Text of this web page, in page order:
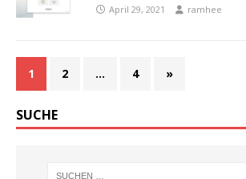
April 29, 2021 ramhee
1 2 … 4 »
SUCHE